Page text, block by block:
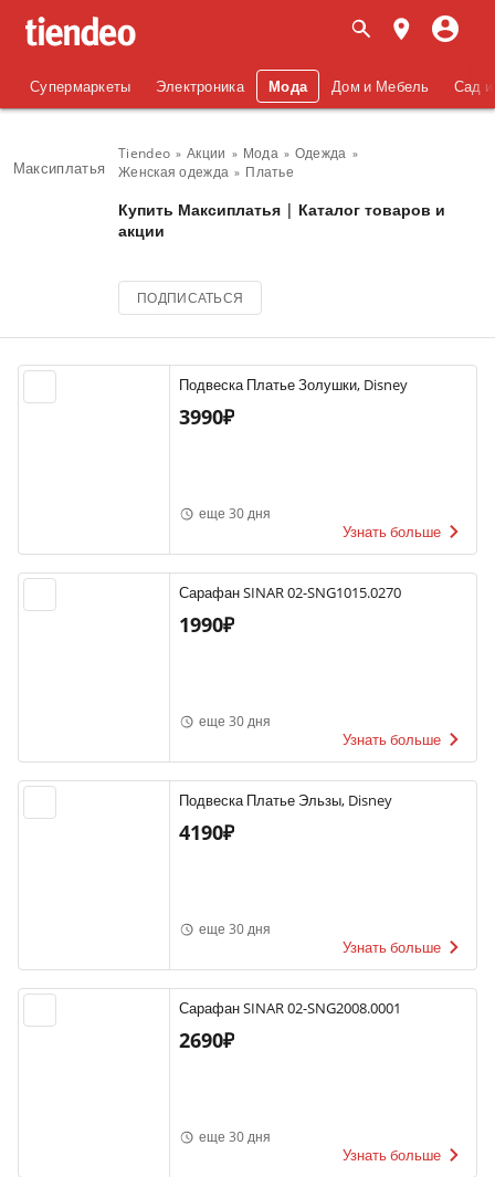
Супермаркеты Электроника Мода Дом и Мебель Сад
Максиплатья
Tiendeo Акции Мода
Одежда
Женская одежда
Платье
Купить Максиплатья | Каталог товаров и
акции
ПОДПИСАТЬСЯ
Подвеска Платье Золушки, Disney
3990₽
еще 30 дня
Узнать больше
Сарафан SINAR 02-SNG1015.0270
1990₽
еще 30 дня
Узнать больше
Подвеска Платье Эльзы, Disney
4190₽
еще 30 дня
Узнать больше
Сарафан SINAR 02-SNG2008.0001
2690₽
еще 30 дня
Узнать больше